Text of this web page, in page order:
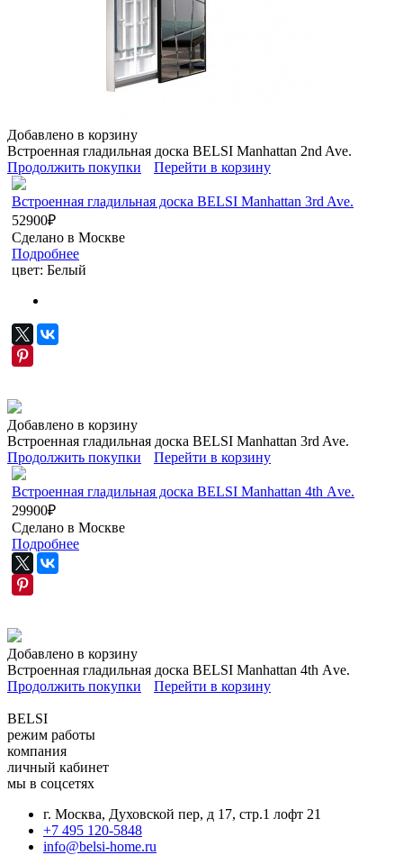
Добавлено в корзину
Встроенная гладильная доска BELSI Manhattan 2nd Ave.
Продолжить покупки
Перейти в корзину
Встроенная гладильная доска BELSI Manhattan 3rd Ave.
52900₽
Сделано в Москве
Подробнее
цвет: Белый
Добавлено в корзину
Встроенная гладильная доска BELSI Manhattan 3rd Ave.
Продолжить покупки
Перейти в корзину
Встроенная гладильная доска BELSI Manhattan 4th Аve.
29900₽
Сделано в Москве
Подробнее
Добавлено в корзину
Встроенная гладильная доска BELSI Manhattan 4th Аve.
Продолжить покупки
Перейти в корзину
BELSI
режим работы
компания
личный кабинет
мы в соцсетях
г. Москва, Духовской пер, д 17, стр.1 лофт 21
+7 495 120-5848
info@belsi-home.ru